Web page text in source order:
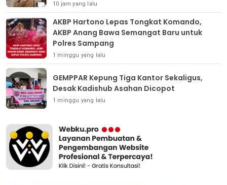
10 jam yang lalu
AKBP Hartono Lepas Tongkat Komando,
AKBP Anang Bawa Semangat Baru untuk
Polres Sampang
1 minggu yang lalu
GEMPPAR Kepung Tiga Kantor Sekaligus,
Desak Kadishub Asahan Dicopot
1 minggu yang lalu